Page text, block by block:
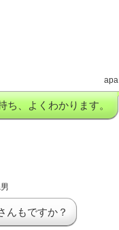
apa
ち、よくわかります。
んもですか？